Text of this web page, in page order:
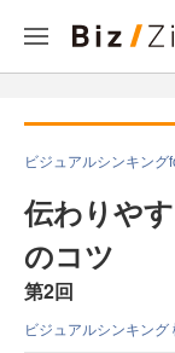
ビジュアルシンキン
伝わりや
のコツ
第2回
ビジュアルシンキング